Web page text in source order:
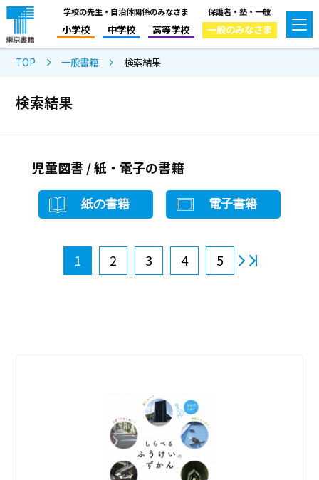
学校の先生・自治体関係のみなさま
小学校 中学校 高等学校
保護者・塾・一般
一般のみなさま
TOP 一般書籍 検索結果
検索結果
児童図書 / 紙・電子の書籍
紙の書籍 電子書籍
1 2 3 4 5